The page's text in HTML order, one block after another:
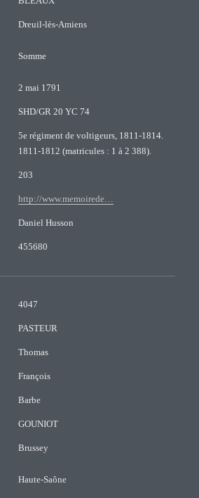
Dreuil-lès-Amiens
Somme
2 mai 1791
SHD/GR 20 YC 74
5e régiment de voltigeurs, 1811-1814.
1811-1812 (matricules : 1 à 2 388).
203
http://www.memoirede…
Daniel Husson
455680
4047
PASTEUR
Thomas
François
Barbe
GOUNIOT
Brussey
Haute-Saône